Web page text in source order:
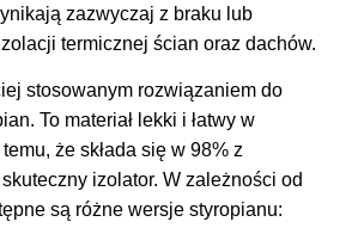
zazwyczaj z braku lub
termicznej ścian oraz dachów.
stosowanym rozwiązaniem do
To materiał lekki i łatwy w
że składa się w 98% z
izolator. W zależności od
są różne wersje styropianu: